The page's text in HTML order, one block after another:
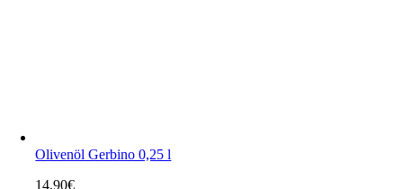
Olivenöl Gerbino 0,25 l
14,90€